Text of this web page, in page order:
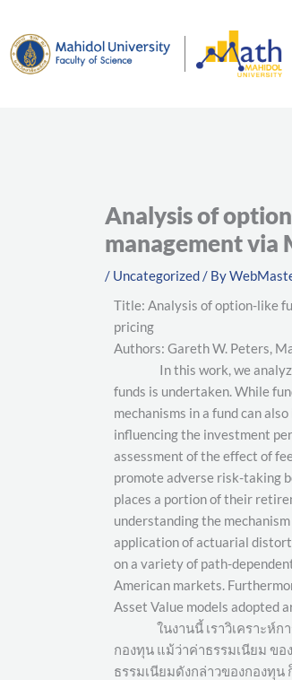
content
Analysis of
management
/ Uncategorized/ By
Title: Analysis of option-like
pricing
Authors: Gareth W. Peters,
In this work, we analyze
funds is undertaken. While
mechanisms in a fund can
influencing the investment
assessment of the effect of
promote adverse risk-taking
places a portion of their
understanding the
application of actuarial
on a variety of path-
American markets.
Asset Value models adopted
ในงานนี้ เราวิเคราะห์การ
กองทุน แม้ว่าค่าธรรมเนียม ข
ธรรมเนียมดังกล่าวของกองทุ